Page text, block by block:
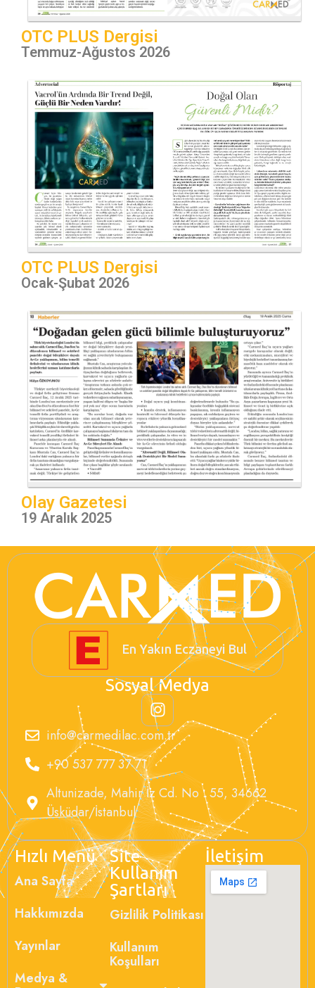
OTC PLUS Dergisi
Temmuz-Ağustos 2026
OTC PLUS Dergisi
Ocak-Şubat 2026
Olay Gazetesi
19 Aralık 2025
En Yakın Eczaneyi Bul
Sosyal Medya
info@carmedilac.com.tr
+90 537 777 37 71
Altunizade, Mahir İz Cd. No : 55, 34662
Üsküdar/İstanbul
Hızlı Menü
Ana Sayfa
Hakkımızda
Yayınlar
Medya &
Site
Kullanım
Şartları
Gizlilik Politikası
Kullanım
Koşulları
İletişim